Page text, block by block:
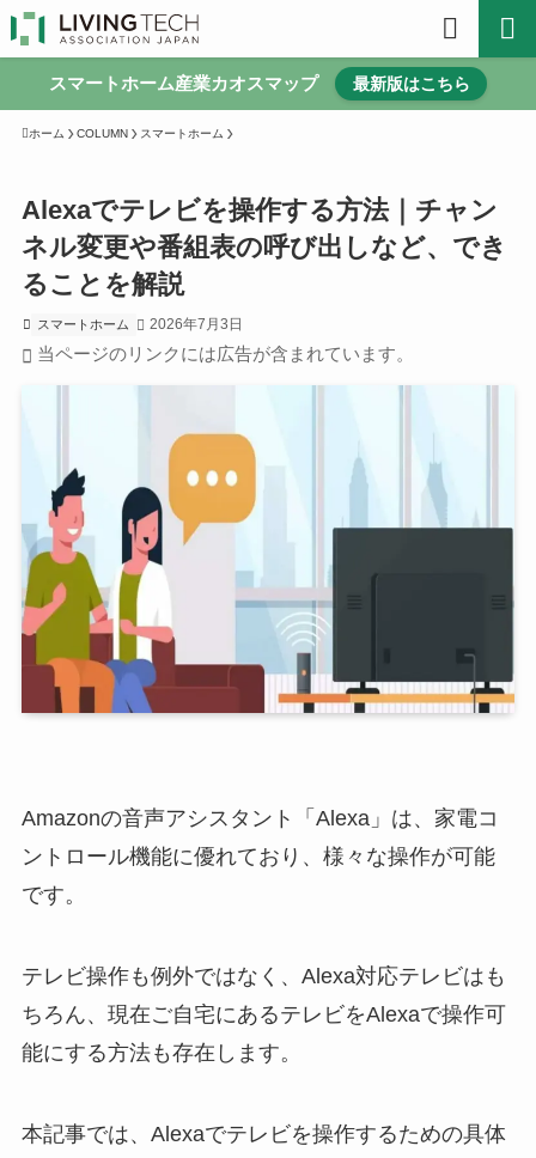
スマートホーム産業カオスマップ 最新版はこちら
ホーム COLUMN スマートホーム
Alexaでテレビを操作する方法｜チャン
ネル変更や番組表の呼び出しなど、でき
ることを解説
スマートホーム 2026年7月3日
当ページのリンクには広告が含まれています。
Amazonの音声アシスタント「Alexa」は、家電コ
ントロール機能に優れており、様々な操作が可能
です。
テレビ操作も例外ではなく、Alexa対応テレビはも
ちろん、現在ご自宅にあるテレビをAlexaで操作可
能にする方法も存在します。
本記事では、Alexaでテレビを操作するための具体